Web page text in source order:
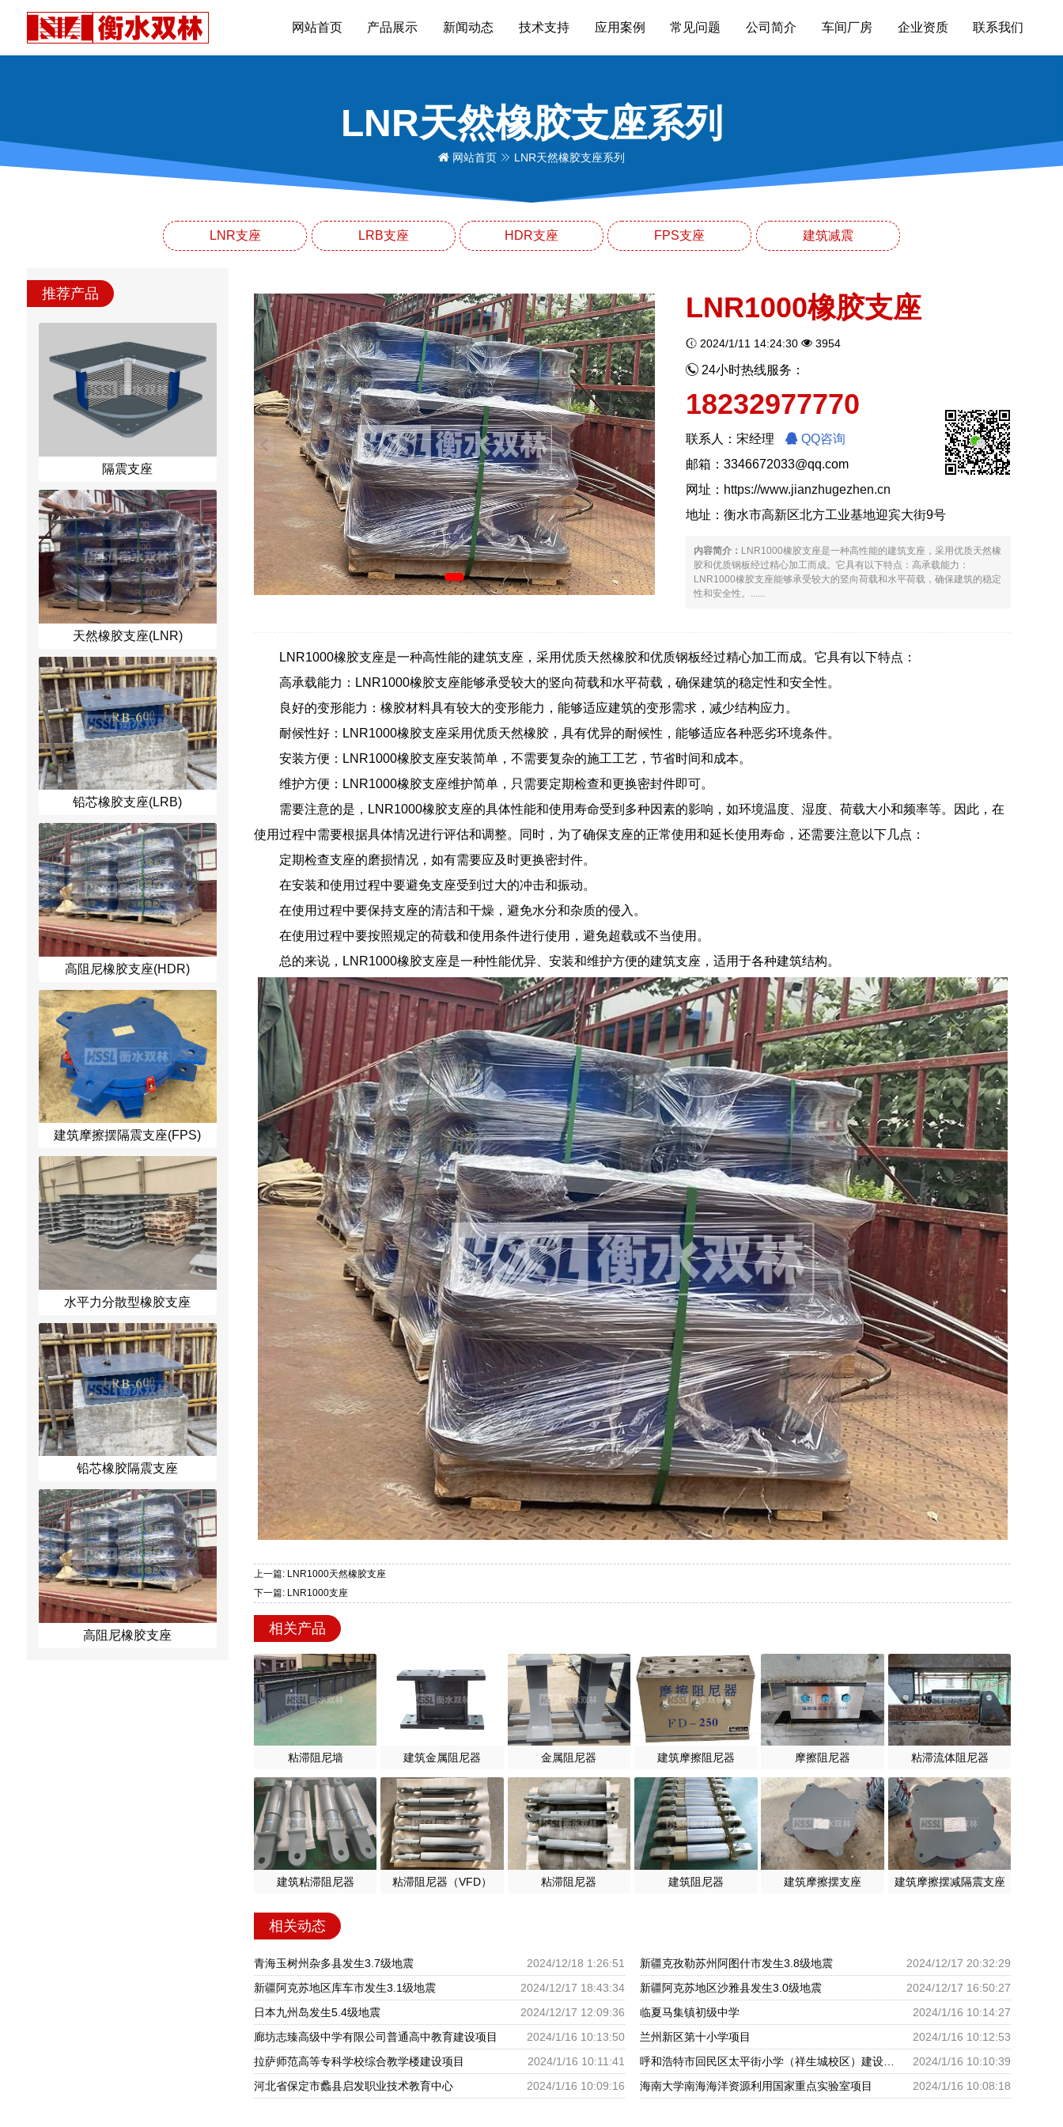
网站首页 产品展示 新闻动态 技术支持 应用案例 常见问题 公司简介 车间厂房 企业资质 联系我们
LNR天然橡胶支座系列
网站首页 LNR天然橡胶支座系列
LNR支座 LRB支座 HDR支座 FPS支座 建筑减震
推荐产品
隔震支座
天然橡胶支座(LNR)
铅芯橡胶支座(LRB)
高阻尼橡胶支座(HDR)
建筑摩擦摆隔震支座(FPS)
水平力分散型橡胶支座
铅芯橡胶隔震支座
高阻尼橡胶支座
LNR1000橡胶支座
2024/1/11 14:24:30 3954
24小时热线服务：
18232977770
联系人：宋经理
QQ咨询
邮箱：3346672033@qq.com
网址： https://www.jianzhugezhen.cn
地址：衡水市高新区北方工业基地迎宾大街9号
内容简介： LNR1000橡胶支座是一种高性能的建筑支座，采用优质天然橡
胶和优质钢板经过精心加工而成。它具有以下特点：高承载能力：
LNR1000橡胶支座能够承受较大的竖向荷载和水平荷载，确保建筑的稳定
性和安全性。......
LNR1000橡胶支座是一种高性能的建筑支座，采用优质天然橡胶和优质钢板经过精心加工而成。它具有以下特点：
高承载能力：LNR1000橡胶支座能够承受较大的竖向荷载和水平荷载，确保建筑的稳定性和安全性。
良好的变形能力：橡胶材料具有较大的变形能力，能够适应建筑的变形需求，减少结构应力。
耐候性好：LNR1000橡胶支座采用优质天然橡胶，具有优异的耐候性，能够适应各种恶劣环境条件。
安装方便：LNR1000橡胶支座安装简单，不需要复杂的施工工艺，节省时间和成本。
维护方便：LNR1000橡胶支座维护简单，只需要定期检查和更换密封件即可。
需要注意的是，LNR1000橡胶支座的具体性能和使用寿命受到多种因素的影响，如环境温度、湿度、荷载大小和频率等。因此，在
使用过程中需要根据具体情况进行评估和调整。同时，为了确保支座的正常使用和延长使用寿命，还需要注意以下几点：
定期检查支座的磨损情况，如有需要应及时更换密封件。
在安装和使用过程中要避免支座受到过大的冲击和振动。
在使用过程中要保持支座的清洁和干燥，避免水分和杂质的侵入。
在使用过程中要按照规定的荷载和使用条件进行使用，避免超载或不当使用。
总的来说，LNR1000橡胶支座是一种性能优异、安装和维护方便的建筑支座，适用于各种建筑结构。
上一篇: LNR1000天然橡胶支座
下一篇: LNR1000支座
相关产品
粘滞阻尼墙 建筑金属阻尼器 金属阻尼器 建筑摩擦阻尼器 摩擦阻尼器 粘滞流体阻尼器
建筑粘滞阻尼器 粘滞阻尼器（VFD） 粘滞阻尼器 建筑阻尼器 建筑摩擦摆支座 建筑摩擦摆减隔震支座
相关动态
青海玉树州杂多县发生3.7级地震 2024/12/18 1:26:51 新疆克孜勒苏州阿图什市发生3.8级地震
2024/12/17 20:32:29
新疆阿克苏地区库车市发生3.1级地震
2024/12/17 18:43:34 新疆阿克苏地区沙雅县发生3.0级地震
2024/12/17 16:50:27
日本九州岛发生5.4级地震
2024/12/17 12:09:36 临夏马集镇初级中学
2024/1/16 10:14:27
廊坊志臻高级中学有限公司普通高中教育建设项目
2024/1/16 10:13:50 兰州新区第十小学项目
2024/1/16 10:12:53
拉萨师范高等专科学校综合教学楼建设项目
2024/1/16 10:11:41
2024/1/16 10:10:39
河北省保定市蠡县启发职业技术教育中心
2024/1/16 10:09:16 海南大学南海海洋资源利用国家重点实验室项目 2024/1/16 10:08:18